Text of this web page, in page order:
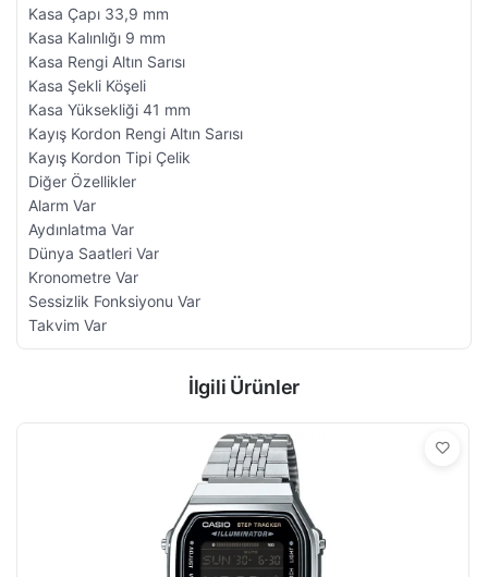
Kasa Çapı 33,9 mm
Kasa Kalınlığı 9 mm
Kasa Rengi Altın Sarısı
Kasa Şekli Köşeli
Kasa Yüksekliği 41 mm
Kayış Kordon Rengi Altın Sarısı
Kayış Kordon Tipi Çelik
Diğer Özellikler
Alarm Var
Aydınlatma Var
Dünya Saatleri Var
Kronometre Var
Sessizlik Fonksiyonu Var
Takvim Var
İlgili Ürünler